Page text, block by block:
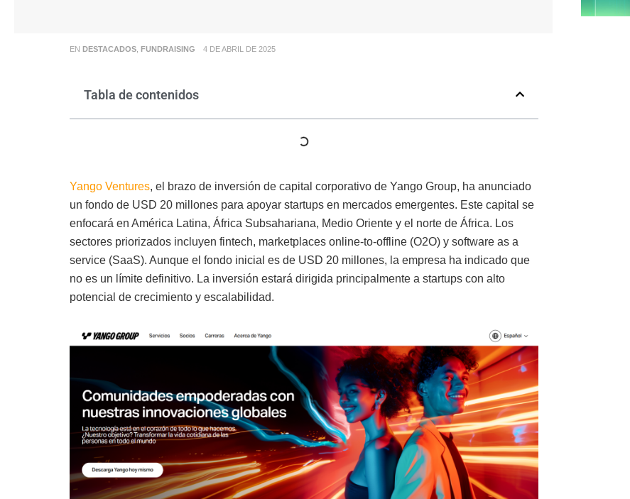
EN DESTACADOS, FUNDRAISING 4 DE ABRIL DE 2025
Tabla de contenidos
Yango Ventures, el brazo de inversión de capital corporativo de Yango Group, ha anunciado
un fondo de USD 20 millones para apoyar startups en mercados emergentes. Este capital se
enfocará en América Latina, África Subsahariana, Medio Oriente y el norte de África. Los
sectores priorizados incluyen fintech, marketplaces online-to-offline (O2O) y software as a
service (SaaS). Aunque el fondo inicial es de USD 20 millones, la empresa ha indicado que
no es un límite definitivo. La inversión estará dirigida principalmente a startups con alto
potencial de crecimiento y escalabilidad.